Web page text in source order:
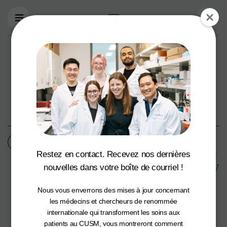
Aller au contenu principal
Pas de résultats
Prendre à cœur la santé des
Montréalaises avec la Dre Louise
Pilote et l’infirmière Wendy Wray
Au Centre universitaire de santé McGill, la Dre
Louise Pilote et l’infirmière Wendy Wray ont à
cœur d’améliorer la santé cardiovasculaire de
toutes les Montréalaises Récemment nommée
directrice adjointe de l’Institut de recherche du
Restez en contact. Recevez nos dernières
nouvelles dans votre boîte de courriel !
Nous vous enverrons des mises à jour concernant
les médecins et chercheurs de renommée
internationale qui transforment les soins aux
patients au CUSM, vous montreront comment